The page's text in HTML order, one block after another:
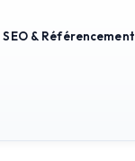
SEO & Référencement